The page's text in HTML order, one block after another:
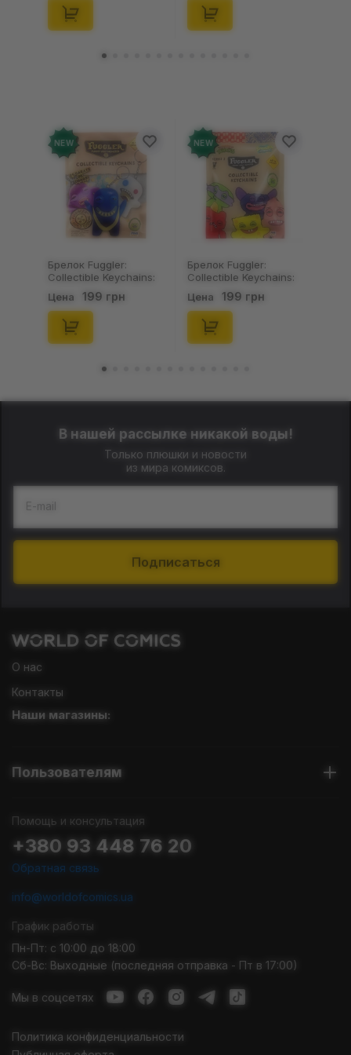
NEW
Брелок Fuggler:
Collectible Keychains:
Gold Edition: Series 3
(Blind Box: 1 з 24),
(11550)
Цена 199 грн
NEW
Брелок Fuggler:
Collectible Keychains:
Series 2 (Blind Box: 1 з
46), (15475)
Цена 199 грн
В нашей рассылке никакой воды!
Только плюшки и новости
из мира комиксов.
E-mail
Подписаться
О нас
Контакты
Наши магазины:
Пользователям
Помощь и консультация
+380 93 448 76 20
Обратная связь
info@worldofcomics.ua
График работы
Пн-Пт: с 10:00 до 18:00
Сб-Вс: Выходные (последняя отправка - Пт в 17:00)
Мы в соцсетях
Политика конфиденциальности